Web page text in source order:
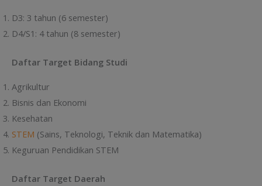
D3: 3 tahun (6 semester)
D4/S1: 4 tahun (8 semester)
Daftar Target Bidang Studi
Agrikultur
Bisnis dan Ekonomi
Kesehatan
STEM (Sains, Teknologi, Teknik dan Matematika)
Keguruan Pendidikan STEM
Daftar Target Daerah